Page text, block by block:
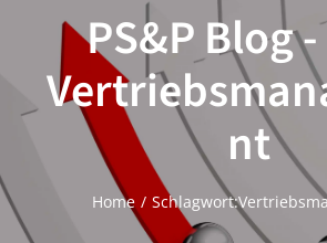
PS&P Blog
nt
Home Schlagwort: